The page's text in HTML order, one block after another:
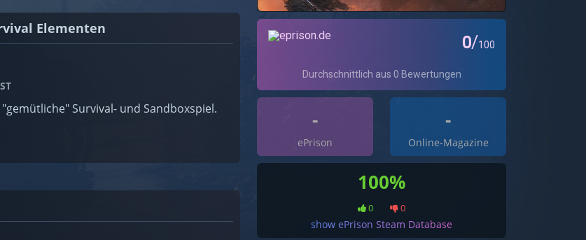
Elementen
Survival- und Sandboxspiel. -
ePrison
-
Online-Magazine
100%
0 0
show ePrison Steam Database